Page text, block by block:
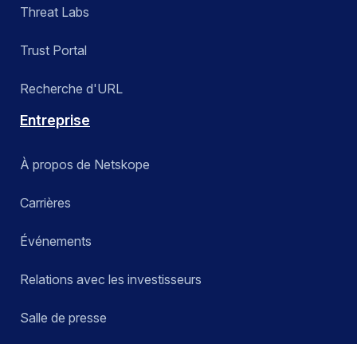
Threat Labs
Trust Portal
Recherche d'URL
Entreprise
À propos de Netskope
Carrières
Événements
Relations avec les investisseurs
Salle de presse